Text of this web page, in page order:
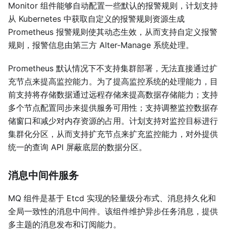
Monitor 组件能够自动配置一些默认的报警规则，计划支持
从 Kubernetes 中获取自定义的报警规则资源生成
Prometheus 报警规则使其动态生效，从而支持自定义报警
规则，报警信息由第三方 Alter-Manage 系统处理。
Prometheus 默认情况下不支持集群部署，无法直接通过扩
充节点来提高监控能力。为了提高监控系统的处理能力，目
前支持将存储数据通过远程存储来提高数据存储能力；支持
多个节点配置同步来提供服务可用性；支持调整监控数据存
储窗口和减少对内存资源的占用。计划支持对监控目标进行
集群化分区，从而支持扩充节点来扩充监控能力，对外提供
统一的查询 API 屏蔽底层的数据分区。
消息中间件服务
MQ 组件是基于 Etcd 实现的轻量级分布式、消息持久化和
全局一致性的消息中间件。该组件维护异步任务消息，提供
多主题的消息发布和订阅能力。